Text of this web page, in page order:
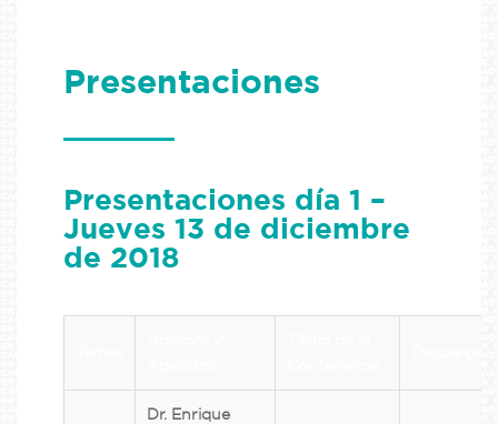
Presentaciones
Presentaciones día 1 –
Jueves 13 de diciembre
de 2018
Dr. Enrique